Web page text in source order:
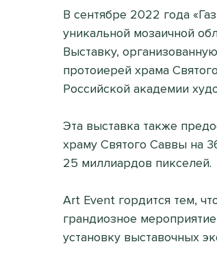
В сентябре 2022 года
уникальной мозаичной
Выставку,
протоиерей храма
Российской академии
Эта выставка также
храму Святого Саввы на
25 миллиардов пикселей.
Art Event гордится тем,
грандиозное
установку выставочных